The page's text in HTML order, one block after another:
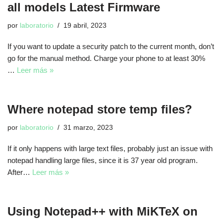
all models Latest Firmware
por laboratorio 19 abril, 2023
If you want to update a security patch to the current month, don’t
go for the manual method. Charge your phone to at least 30%
… Leer más »
Where notepad store temp files?
por laboratorio 31 marzo, 2023
If it only happens with large text files, probably just an issue with
notepad handling large files, since it is 37 year old program.
After… Leer más »
Using Notepad++ with MiKTeX on